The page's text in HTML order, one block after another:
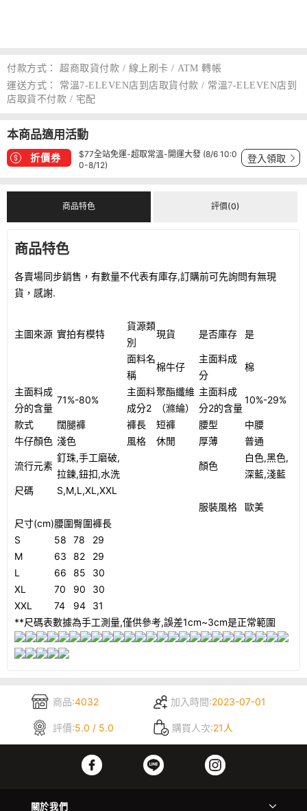
付款方式：
超商取貨付款 / 線上刷卡 / ATM 轉帳
運送方式：
常溫7-ELEVEN店到店取貨付款 / 常溫7-ELEVEN店到
店取貨不付款 / 宅配
本商品適用活動
折價券
$77全站免運-超取常溫-開運大發 (8/6 10:0
0-8/12)
登入領取
商品特色 評價(0)
商品特色
各賣場同步銷售，有數量不代表有庫存,訂購前可先詢問有無現
貨，感謝.
主圖來源 實拍有模特
貨源類
別
現貨 是否庫存 是
面料名
稱
棉牛仔
主面料成
分
棉
主面料成
分的含量
71%-80%
主面料
成分2
聚酯纖維
（滌綸）
主面料成
分2的含量
10%-29%
款式 闊腿褲 褲長 短褲 腰型
中腰
牛仔顏色 淺色 風格 休閒 厚薄 普通
流行元素
釘珠,手工磨破,
拉鍊,鈕扣,水洗
顏色
白色,黑色,
深藍,淺藍
尺碼
S,M,L,XL,XXL
服裝風格
歐美
尺寸(cm)腰圍臀圍褲長
S
58 78
29
M
63 82
29
L
66 85
30
XL
70 90
30
XXL
74 94
31
**尺碼表數據為手工測量,僅供參考,誤差1cm~3cm是正常範圍
商品:4032 加入時間:2023-07-01
評價:5.0 / 5.0 購買人次:21人
關於我們